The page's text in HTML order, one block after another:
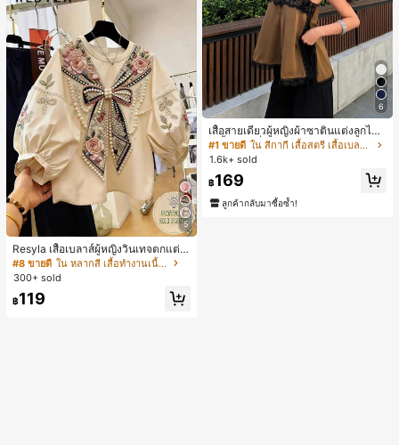
5
Resyla เสื้อเบลาส์ผู้หญิงวินเทจตกแต่ง
ลายดอกไม้ แขนพอง คอกลม สำหรับฤดู
ร้อน
#8 ขายดี
ใน หลากสี เสื้อทำงานเนื้อผ้านุ่ม
300+ sold
฿119
6
เสื้อสายเดี่ยวผู้หญิงผ้าซาตินแต่งลูกไม้
- เสื้อสายเดี่ยวฤดูร้อนสีคากีมีรอยผ่าด้า
นข้างที่น่าดึงดูดแบบสบายๆ
#1 ขายดี
ใน สีกากี เสื้อสตรี เสื้อเบลาส์ & Tee
1.6k+ sold
฿169
ลูกค้ากลับมาซื้อซ้ำ!